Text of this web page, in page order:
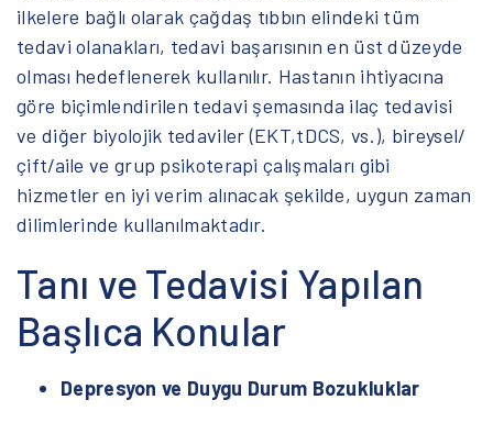
ilkelere bağlı olarak çağdaş tıbbın elindeki tüm
tedavi olanakları, tedavi başarısının en üst düzeyde
olması hedeflenerek kullanılır. Hastanın ihtiyacına
göre biçimlendirilen tedavi şemasında ilaç tedavisi
ve diğer biyolojik tedaviler (EKT,tDCS, vs.), bireysel/
çift/aile ve grup psikoterapi çalışmaları gibi
hizmetler en iyi verim alınacak şekilde, uygun zaman
dilimlerinde kullanılmaktadır.
Tanı ve Tedavisi Yapılan
Başlıca Konular
Depresyon ve Duygu Durum Bozukluklar